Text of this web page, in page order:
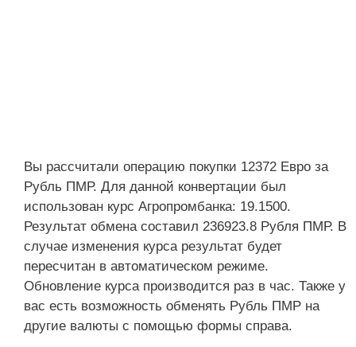
Вы рассчитали операцию покупки 12372 Евро за
Рубль ПМР. Для данной конвертации был
использован курс Агропромбанка: 19.1500.
Результат обмена составил 236923.8 Рубля ПМР. В
случае изменения курса результат будет
пересчитан в автоматическом режиме.
Обновление курса производится раз в час. Также у
вас есть возможность обменять Рубль ПМР на
другие валюты с помощью формы справа.